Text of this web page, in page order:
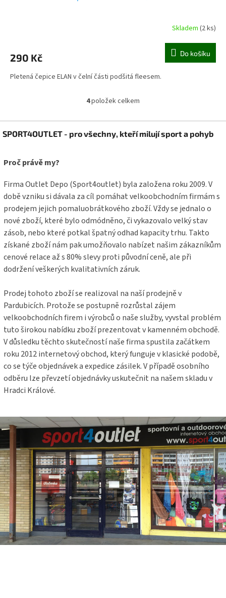
Skladem (2 ks)
290 Kč Do košíku
Pletená čepice ELAN v čelní části podšitá fleesem.
O
l
á
p
r
v
k
y
v
ý
p
i
s
4položek celkem
á
a
SPORT4OUTLET - pro všechny, kteří milují sport a pohyb
Proč právě my?
Firma Outlet Depo (Sport4outlet) byla založena roku 2009. V
době vzniku si dávala za cíl pomáhat velkoobchodním firmám s
prodejem jejich pomaluobrátkového zboží. Vždy se jednalo o
nové zboží, které bylo odmódněno, či vykazovalo velký stav
zásob, nebo které potkal špatný odhad kapacity trhu. Takto
získané zboží nám pak umožňovalo nabízet našim zákazníkům
cenové relace až s 80% slevy proti původní ceně, ale při
dodržení veškerých kvalitativních záruk.
Prodej tohoto zboží se realizoval na naší prodejně v
Pardubicích. Protože se postupně rozrůstal zájem
velkoobchodních firem i výrobců o naše služby, vyvstal problém
tuto širokou nabídku zboží prezentovat v kamenném obchodě.
V důsledku těchto skutečností naše firma spustila začátkem
roku 2012 internetový obchod, který funguje v klasické podobě,
co se týče objednávek a expedice zásilek. V případě osobního
odběru lze převzetí objednávky uskutečnit na našem skladu v
Hradci Králové.